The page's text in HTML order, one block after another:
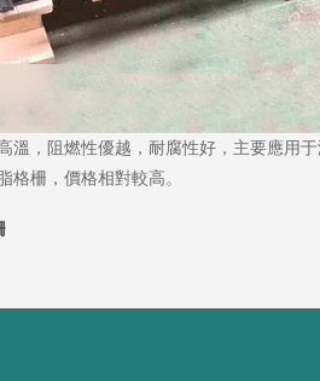
溫，阻燃性優越，耐腐性好，主要應用
格柵，價格相對較高。